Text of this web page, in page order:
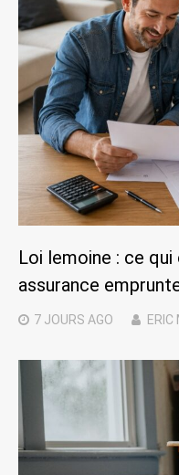
Loi lemoine : ce
assurance
7 JOURS AGO ERIC